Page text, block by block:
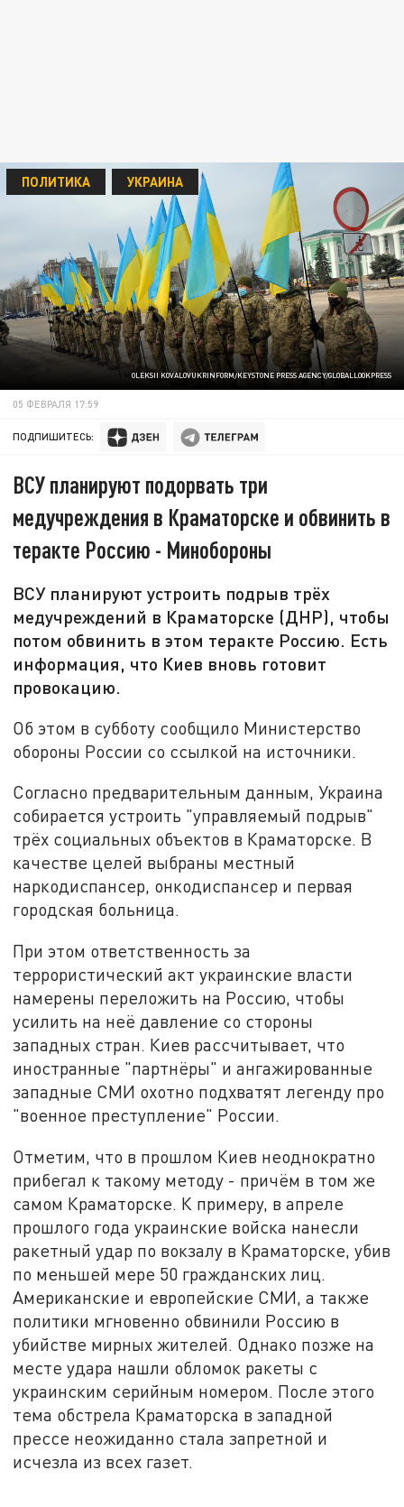
OLEKSII KOVALOVUKRINFORM/KEYSTONE PRESS AGENCY/GLOBALLOOKPRESS
ПОЛИТИКА УКРАИНА
05 ФЕВРАЛЯ 17:59
ПОДПИШИТЕСЬ:
ВСУ планируют подорвать три
медучреждения в Краматорске и обвинить в
теракте Россию - Минобороны
ВСУ планируют устроить подрыв трёх
медучреждений в Краматорске (ДНР), чтобы
потом обвинить в этом теракте Россию. Есть
информация, что Киев вновь готовит
провокацию.
Об этом в субботу сообщило Министерство
обороны России со ссылкой на источники.
Согласно предварительным данным, Украина
собирается устроить "управляемый подрыв"
трёх социальных объектов в Краматорске. В
качестве целей выбраны местный
наркодиспансер, онкодиспансер и первая
городская больница.
При этом ответственность за
террористический акт украинские власти
намерены переложить на Россию, чтобы
усилить на неё давление со стороны
западных стран. Киев рассчитывает, что
иностранные "партнёры" и ангажированные
западные СМИ охотно подхватят легенду про
"военное преступление" России.
Отметим, что в прошлом Киев неоднократно
прибегал к такому методу - причём в том же
самом Краматорске. К примеру, в апреле
прошлого года украинские войска нанесли
ракетный удар по вокзалу в Краматорске, убив
по меньшей мере 50 гражданских лиц.
Американские и европейские СМИ, а также
политики мгновенно обвинили Россию в
убийстве мирных жителей. Однако позже на
месте удара нашли обломок ракеты с
украинским серийным номером. После этого
тема обстрела Краматорска в западной
прессе неожиданно стала запретной и
исчезла из всех газет.